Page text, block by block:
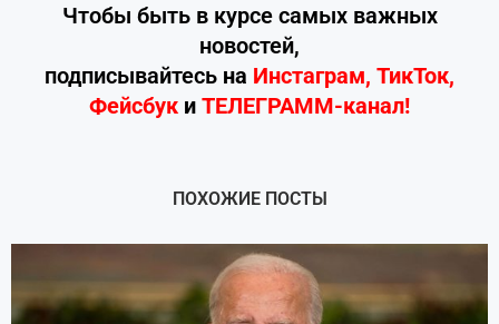
Чтобы быть в курсе самых важных
новостей,
подписывайтесь на Инстаграм, ТикТок,
Фейсбук и ТЕЛЕГРАММ-канал!
ПОХОЖИЕ ПОСТЫ